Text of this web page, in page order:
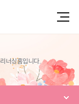
너싱홈입니다.